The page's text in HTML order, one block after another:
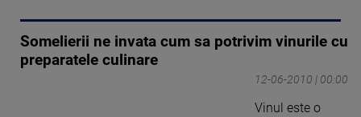
Somelierii ne invata cum sa potrivim vinurile cu
preparatele culinare
12-06-2010 | 00:00
Vinul este o